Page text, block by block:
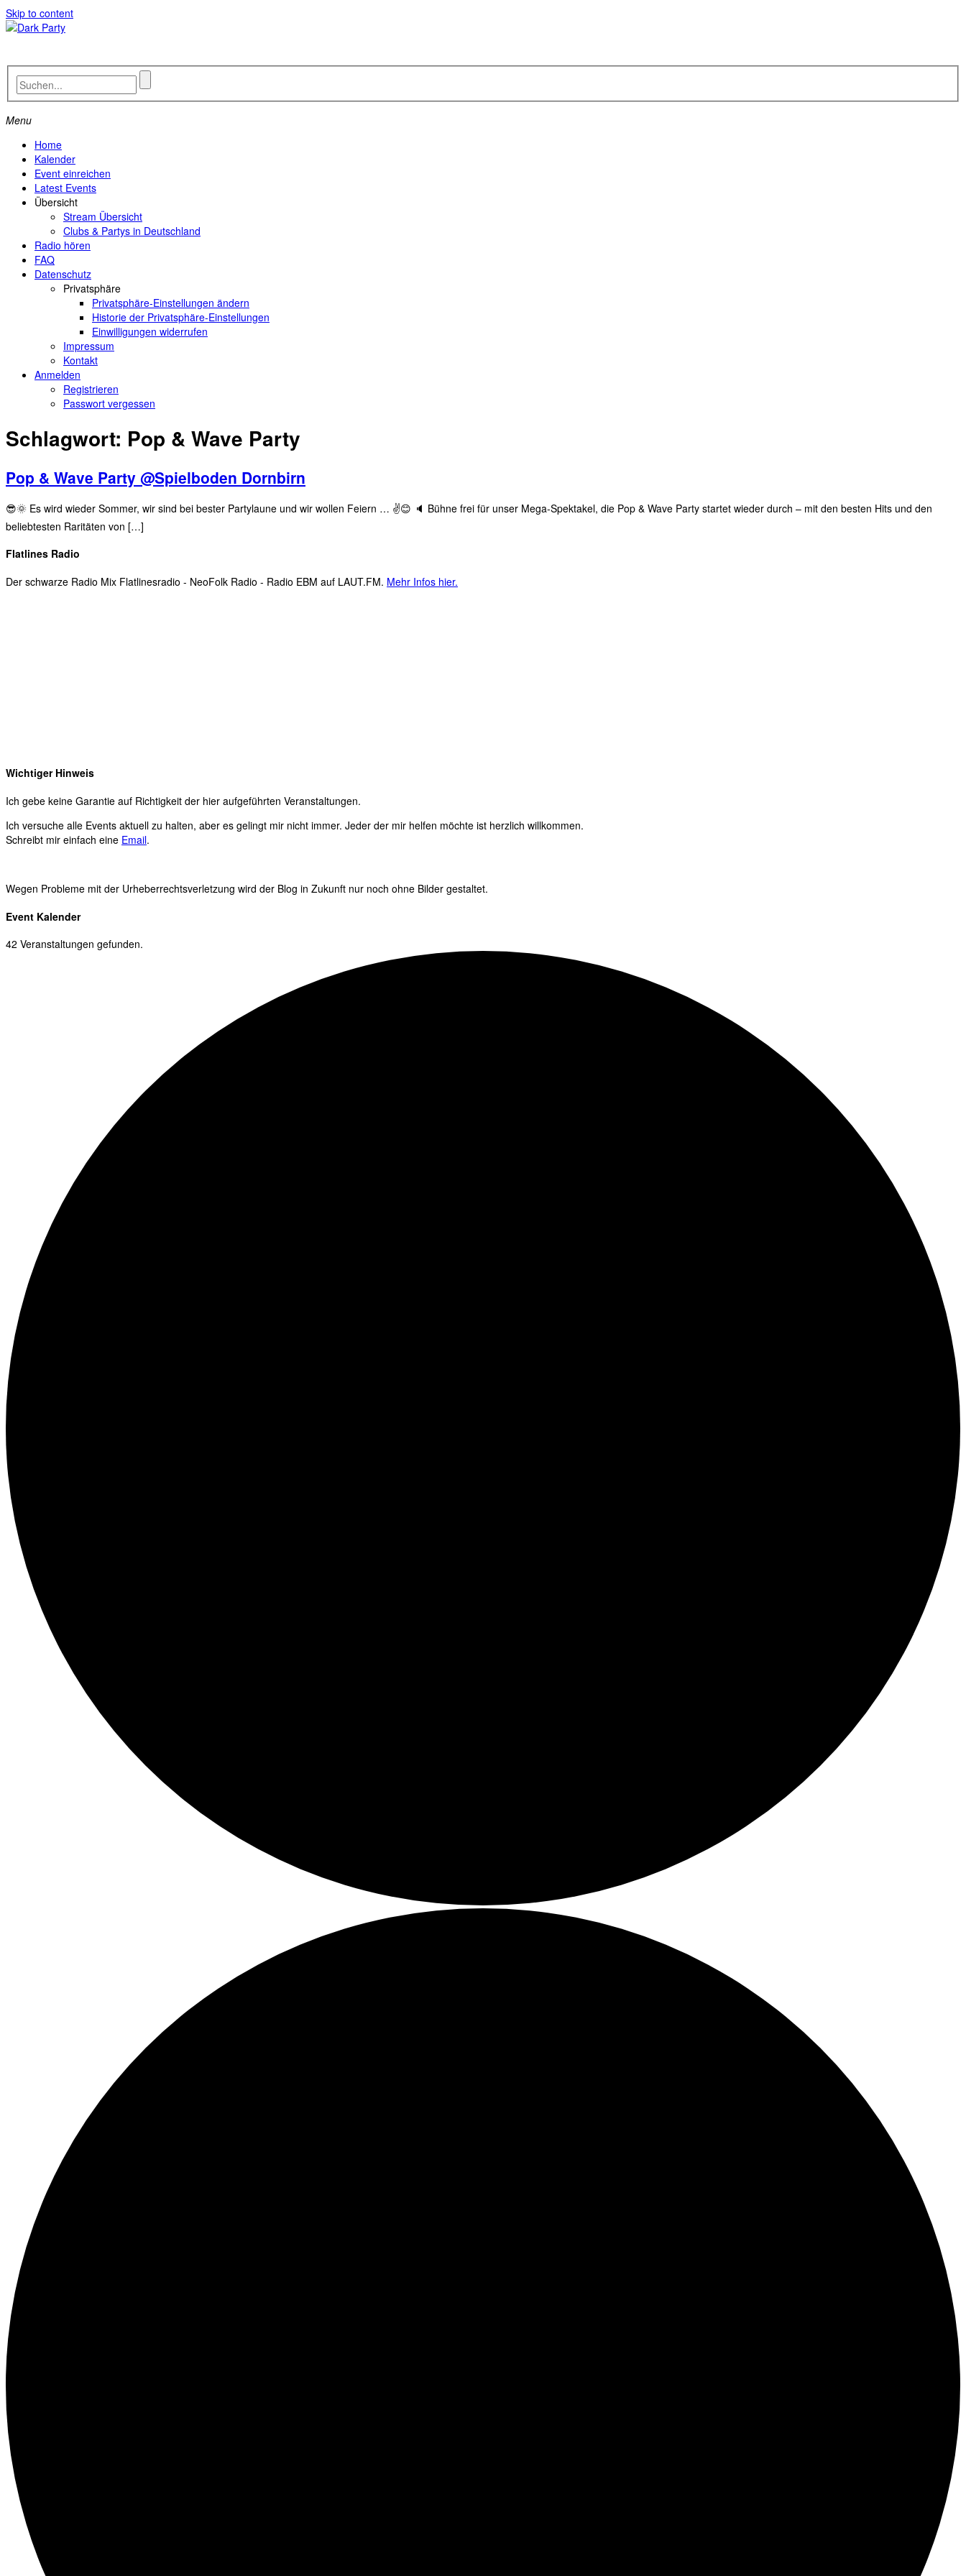
Skip to content
Menu
Home
Kalender
Event einreichen
Latest Events
Übersicht
Stream Übersicht
Clubs & Partys in Deutschland
Radio hören
FAQ
Datenschutz
Privatsphäre
Privatsphäre-Einstellungen ändern
Historie der Privatsphäre-Einstellungen
Einwilligungen widerrufen
Impressum
Kontakt
Anmelden
Registrieren
Passwort vergessen
Schlagwort: Pop & Wave Party
Pop & Wave Party @Spielboden Dornbirn
😎🌞 Es wird wieder Sommer, wir sind bei bester Partylaune und wir wollen Feiern … ✌😊 🔈 Bühne frei für unser Mega-Spektakel, die Pop & Wave Party startet wieder durch – mit den besten Hits und den
beliebtesten Raritäten von […]
Flatlines Radio
Der schwarze Radio Mix Flatlinesradio - NeoFolk Radio - Radio EBM auf LAUT.FM. Mehr Infos hier.
Wichtiger Hinweis
Ich gebe keine Garantie auf Richtigkeit der hier aufgeführten Veranstaltungen.
Ich versuche alle Events aktuell zu halten, aber es gelingt mir nicht immer. Jeder der mir helfen möchte ist herzlich willkommen.
Schreibt mir einfach eine Email.
Wegen Probleme mit der Urheberrechtsverletzung wird der Blog in Zukunft nur noch ohne Bilder gestaltet.
Event Kalender
42 Veranstaltungen gefunden.